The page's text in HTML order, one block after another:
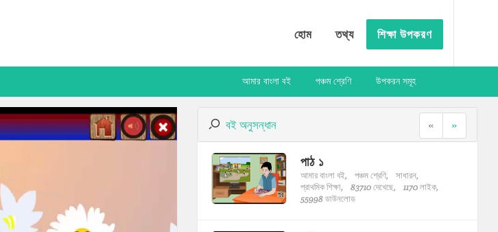
হোম তথ্য শিক্ষা উপকরণ
আমার বাংলা বই পঞ্চম শ্রেণি উপকরন সমূহ
বই অনুসন্ধান « »
পাঠ ১
আমার বাংলা বই, পঞ্চম শ্রেণি,
সাধারন,
প্রাথমিক শিক্ষা,
83710 দেখেছে,
1170 লাইক,
55998 ডাউনলোড